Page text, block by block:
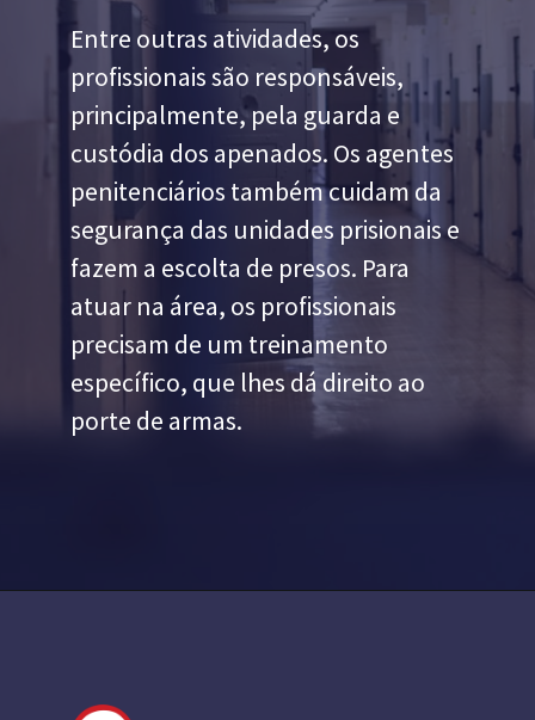
Entre outras atividades, os
profissionais são responsáveis,
principalmente, pela guarda e
custódia dos apenados. Os agentes
penitenciários também cuidam da
segurança das unidades prisionais e
fazem a escolta de presos. Para
atuar na área, os profissionais
precisam de um treinamento
específico, que lhes dá direito ao
porte de armas.